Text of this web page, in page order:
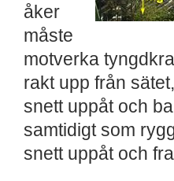
åker
måste
motverka
rakt upp från
snett uppåt och
samtidigt som
snett uppåt och